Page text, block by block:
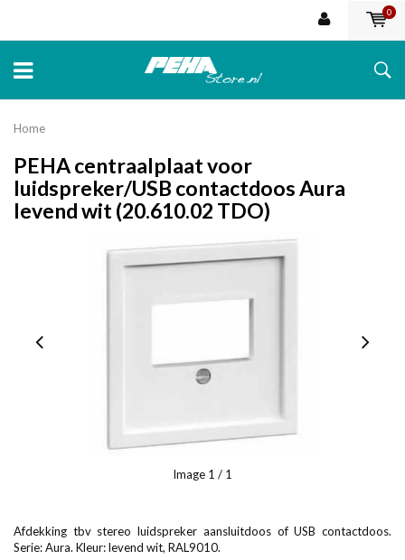
0
Home
PEHA centraalplaat voor
luidspreker/USB contactdoos Aura
levend wit (20.610.02 TDO)
Image 1 / 1
Afdekking tbv stereo luidspreker aansluitdoos of USB contactdoos.
Serie: Aura. Kleur: levend wit, RAL9010.